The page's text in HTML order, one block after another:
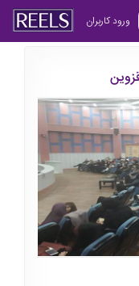
ورود کاربران